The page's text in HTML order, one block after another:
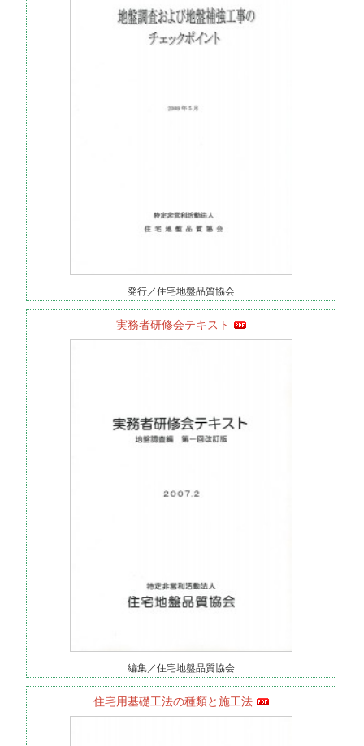
発行／住宅地盤品質協会
実務者研修会テキスト
編集／住宅地盤品質協会
住宅用基礎工法の種類と施工法